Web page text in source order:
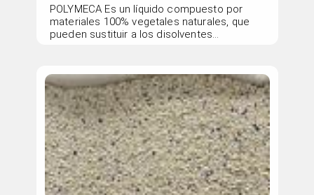
POLYMECA Es un líquido compuesto por
materiales 100% vegetales naturales, que
pueden sustituir a los disolventes